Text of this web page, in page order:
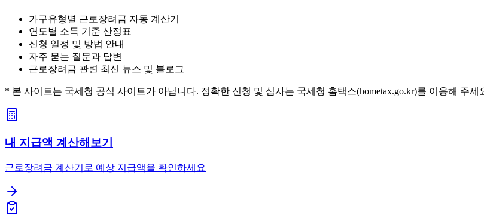
가구유형별 근로장려금 자동 계산기
연도별 소득 기준 산정표
신청 일정 및 방법 안내
자주 묻는 질문과 답변
근로장려금 관련 최신 뉴스 및 블로그
* 본 사이트는 국세청 공식 사이트가 아닙니다. 정확한 신청 및 심사는 국세청 홈택스(hometax.go.kr)를 이용해 주세
내 지급액 계산해보기
근로장려금 계산기로 예상 지급액을 확인하세요